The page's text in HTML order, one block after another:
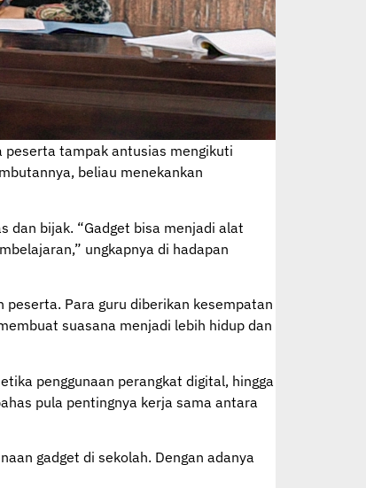
peserta tampak antusias mengikuti
beliau menekankan
dan bijak. “Gadget bisa menjadi alat
ungkapnya di hadapan
Para guru diberikan kesempatan
suasana menjadi lebih hidup dan
penggunaan perangkat digital, hingga
pula pentingnya kerja sama antara
gadget di sekolah. Dengan adanya